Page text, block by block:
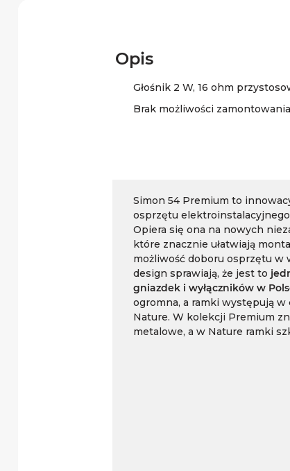
Opis
Głośnik 2 W, 16 ohm
Brak możliwości
Simon 54 Premium to
osprzętu elektroinstalacyjnego
Opiera się ona na nowych
które znacznie ułatwiają
możliwość doboru osprzętu w
design sprawiają, że jest to
gniazdek i wyłączników w
ogromna, a ramki występują
Nature. W kolekcji Premium
metalowe, a w Nature ramki